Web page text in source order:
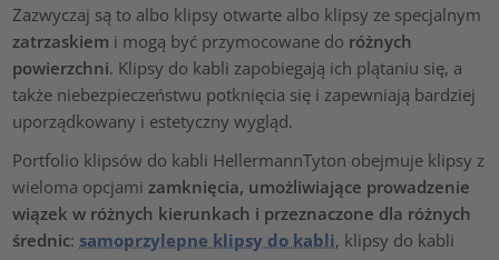
Zazwyczaj są to albo klipsy otwarte albo klipsy ze specjalnym
zatrzaskiem i mogą być przymocowane do różnych
powierzchni. Klipsy do kabli zapobiegają ich plątaniu się, a
także niebezpieczeństwu potknięcia się i zapewniają bardziej
uporządkowany i estetyczny wygląd.
Portfolio klipsów do kabli HellermannTyton obejmuje klipsy z
wieloma opcjami zamknięcia, umożliwiające prowadzenie
wiązek w różnych kierunkach i przeznaczone dla różnych
średnic: samoprzylepne klipsy do kabli, klipsy do kabli